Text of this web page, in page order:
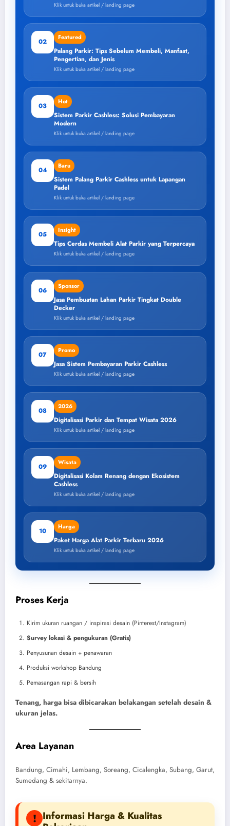
Klik untuk buka artikel / landing page
02
Featured
Palang Parkir: Tips Sebelum Membeli, Manfaat,
Pengertian, dan Jenis
Klik untuk buka artikel / landing page
03
Hot
Sistem Parkir Cashless: Solusi Pembayaran
Modern
Klik untuk buka artikel / landing page
04
Baru
Sistem Palang Parkir Cashless untuk Lapangan
Padel
Klik untuk buka artikel / landing page
05
Insight
Tips Cerdas Membeli Alat Parkir yang Terpercaya
Klik untuk buka artikel / landing page
06
Sponsor
Jasa Pembuatan Lahan Parkir Tingkat Double
Decker
Klik untuk buka artikel / landing page
07
Promo
Jasa Sistem Pembayaran Parkir Cashless
Klik untuk buka artikel / landing page
08
2026
Digitalisasi Parkir dan Tempat Wisata 2026
Klik untuk buka artikel / landing page
09
Wisata
Digitalisasi Kolam Renang dengan Ekosistem
Cashless
Klik untuk buka artikel / landing page
10
Harga
Paket Harga Alat Parkir Terbaru 2026
Klik untuk buka artikel / landing page
Proses Kerja
Kirim ukuran ruangan / inspirasi desain (Pinterest/Instagram)
Survey lokasi & pengukuran (Gratis)
Penyusunan desain + penawaran
Produksi workshop Bandung
Pemasangan rapi & bersih
Tenang, harga bisa dibicarakan belakangan setelah desain &
ukuran jelas.
Area Layanan
Bandung, Cimahi, Lembang, Soreang, Cicalengka, Subang, Garut,
Sumedang & sekitarnya.
! Informasi Harga & Kualitas